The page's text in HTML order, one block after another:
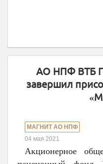
АО НПФ ВТБ
завершил
МАГНИТ АО НПФ
04 мая 2021
Акционерное